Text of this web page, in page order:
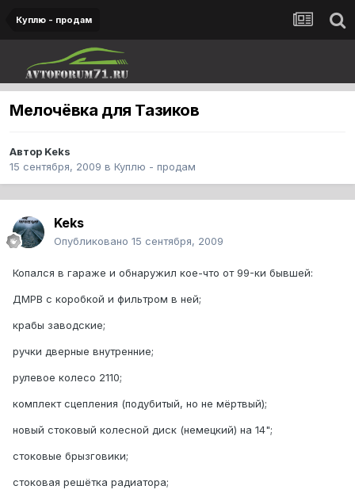
Куплю - продам
Мелочёвка для Тазиков
Автор Keks
15 сентября, 2009 в Куплю - продам
Keks
Опубликовано 15 сентября, 2009
Копался в гараже и обнаружил кое-что от 99-ки бывшей:
ДМРВ с коробкой и фильтром в ней;
крабы заводские;
ручки дверные внутренние;
рулевое колесо 2110;
комплект сцепления (подубитый, но не мёртвый);
новый стоковый колесной диск (немецкий) на 14";
стоковые брызговики;
стоковая решётка радиатора;